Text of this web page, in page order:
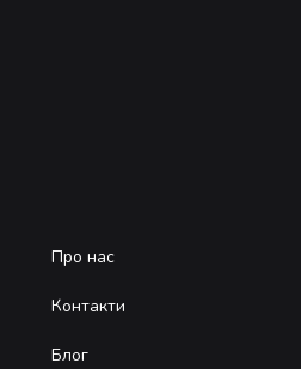
Про нас
Контакти
Блог